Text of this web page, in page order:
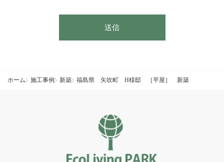
は
送信
ホーム 施工事例 新築 福島県 矢吹町 H様邸 ［平屋］ 新築